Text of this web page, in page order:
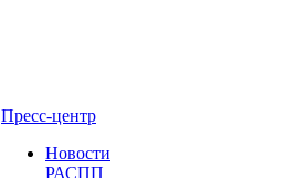
Пресс-центр
Новости
РАСПП